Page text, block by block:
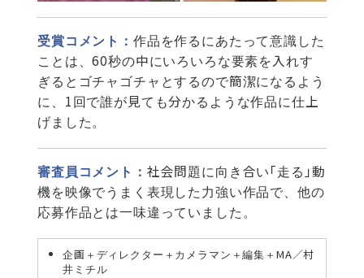
受賞コメント： 作品を作るにあたって意識した
ことは、60秒の中にいろいろな要素を入れす
ぎるとゴチャゴチャとするので簡潔になるよう
に、1回で誰が見ても分かるような作品に仕上
げました。
審査員コメント： 社会問題に向き合い「走る」動
機を映像でうまく表現した力強い作品で、他の
応募作品とは一味違っていました。
企画＋ディレクター＋カメラマン＋編集＋MA／村
井ミチル